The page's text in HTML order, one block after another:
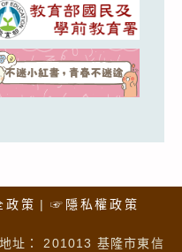
政策 ☞隱私權政策
址： 201013 基隆市東信